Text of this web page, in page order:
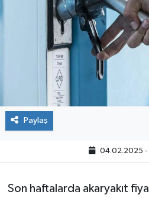
Paylaş
04.02.2025 -
Son haftalarda akaryakıt